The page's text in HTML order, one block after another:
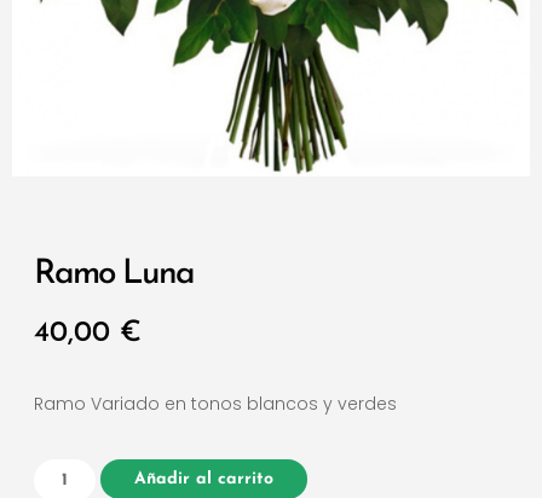
Ramo Luna
40,00 €
Ramo Variado en tonos blancos y verdes
Añadir al carrito